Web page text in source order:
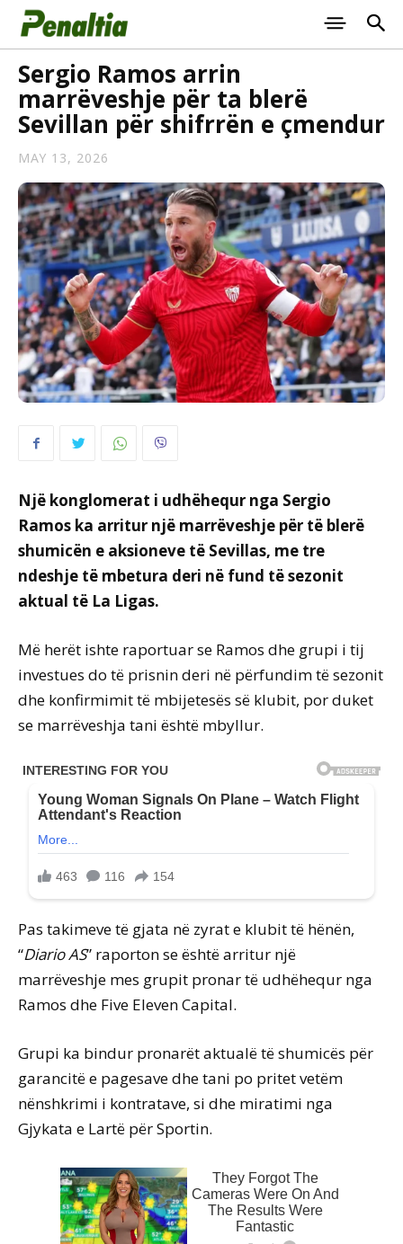
Sergio Ramos arrin
marrëveshje për ta blerë
Sevillan për shifrrën e çmendur
MAY 13, 2026
Një konglomerat i udhëhequr nga Sergio
Ramos ka arritur një marrëveshje për të blerë
shumicën e aksioneve të Sevillas, me tre
ndeshje të mbetura deri në fund të sezonit
aktual të La Ligas.
Më herët ishte raportuar se Ramos dhe grupi i tij
investues do të prisnin deri në përfundim të sezonit
dhe konfirmimit të mbijetesës së klubit, por duket
se marrëveshja tani është mbyllur.
Pas takimeve të gjata në zyrat e klubit të hënën,
“Diario AS” raporton se është arritur një
marrëveshje mes grupit pronar të udhëhequr nga
Ramos dhe Five Eleven Capital.
Grupi ka bindur pronarët aktualë të shumicës për
garancitë e pagesave dhe tani po pritet vetëm
nënshkrimi i kontratave, si dhe miratimi nga
Gjykata e Lartë për Sportin.